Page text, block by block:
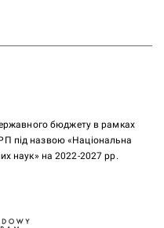
бюджету в рамках
під назвою «Національна
наук» на 2022-2027 рр.